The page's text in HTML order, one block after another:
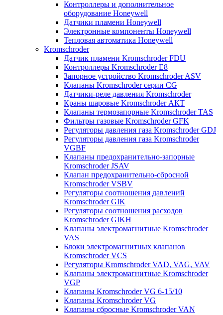
Контроллеры и дополнительное
оборудование Honeywell
Датчики пламени Honeywell
Электронные компоненты Honeywell
Тепловая автоматика Honeywell
Kromschroder
Датчик пламени Kromschroder FDU
Контроллеры Kromschroder E8
Запорное устройство Kromschroder ASV
Клапаны Kromschroder серии CG
Датчики-реле давления Kromschroder
Краны шаровые Kromschroder АКТ
Клапаны термозапорные Kromschroder TAS
Фильтры газовые Kromschroder GFK
Регуляторы давления газа Kromschroder GDJ
Регуляторы давления газа Kromschroder
VGBF
Клапаны предохранительно-запорные
Kromschroder JSAV
Клапан предохранительно-сбросной
Kromschroder VSBV
Регуляторы соотношения давлений
Kromschroder GIK
Регуляторы соотношения расходов
Kromschroder GIKH
Клапаны электромагнитные Kromschroder
VAS
Блоки электромагнитных клапанов
Kromschroder VCS
Регуляторы Kromschroder VAD, VAG, VAV
Клапаны электромагнитные Kromschroder
VGP
Клапаны Kromschroder VG 6-15/10
Клапаны Kromschroder VG
Клапаны сбросные Kromschroder VAN